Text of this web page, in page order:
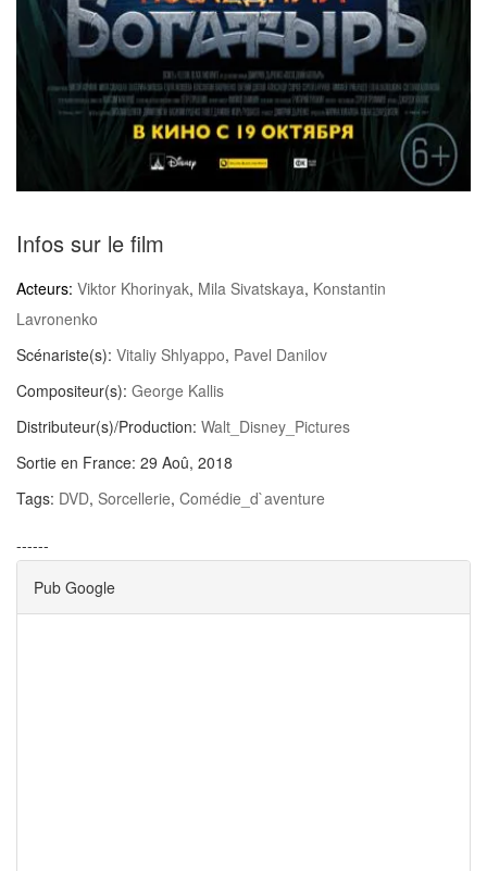
Infos sur le film
Acteurs: Viktor Khorinyak, Mila Sivatskaya, Konstantin
Lavronenko
Scénariste(s): Vitaliy Shlyappo, Pavel Danilov
Compositeur(s): George Kallis
Distributeur(s)/Production: Walt_Disney_Pictures
Sortie en France: 29 Aoû, 2018
Tags: DVD, Sorcellerie, Comédie_d`aventure
------
Pub Google